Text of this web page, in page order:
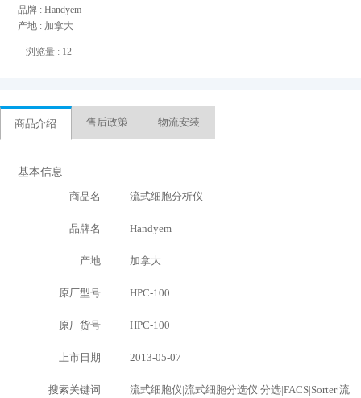
品牌 : Handyem
产地 : 加拿大
浏览量 : 12
商品介绍 售后政策 物流安装
基本信息
商品名
流式细胞分析仪
品牌名 Handyem
产地 加拿大
原厂型号 HPC-100
原厂货号 HPC-100
上市日期 2013-05-07
搜索关键词
流式细胞仪|流式细胞分选仪|分选|FACS|Sorter|流